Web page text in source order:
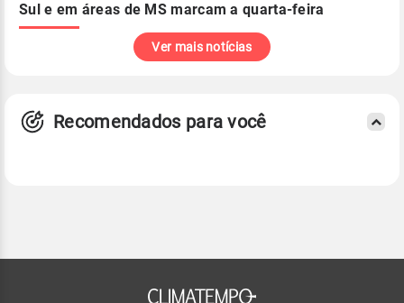
Sul e em áreas de MS marcam a quarta-feira
Ver mais notícias
Recomendados para você